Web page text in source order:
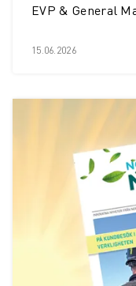
HMS-tiltak for
Gudbrandsdal
Forsvarsmateriell
Communication AS
Nytt nummer av
Ny TETRA katalog
Helsetjenestens
EVP & General
15.06.2026